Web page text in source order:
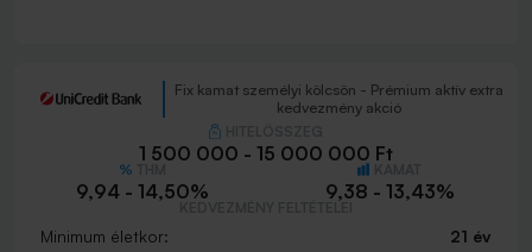
Fix kamat személyi kölcsön - Prémium aktív extra
kedvezmény akció
1 500 000 - 15 000 000 Ft
9,94 - 14,50% 9,38 - 13,43%
Minimum életkor:
21 év